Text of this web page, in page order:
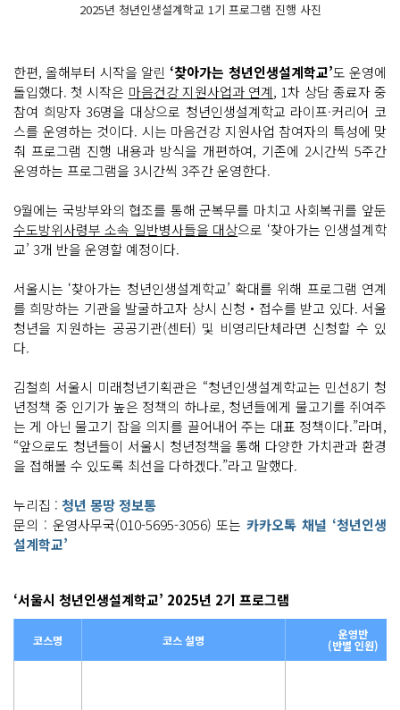
2025년 청년인생설계학교 1기 프로그램 진행 사진
한편, 올해부터 시작을 알린 ‘찾아가는 청년인생설계학교’도 운영에
돌입했다. 첫 시작은 마음건강 지원사업과 연계, 1차 상담 종료자 중
참여 희망자 36명을 대상으로 청년인생설계학교 라이프·커리어 코
스를 운영하는 것이다. 시는 마음건강 지원사업 참여자의 특성에 맞
춰 프로그램 진행 내용과 방식을 개편하여, 기존에 2시간씩 5주간
운영하는 프로그램을 3시간씩 3주간 운영한다.
9월에는 국방부와의 협조를 통해 군복무를 마치고 사회복귀를 앞둔
수도방위사령부 소속 일반병사들을 대상으로 ‘찾아가는 인생설계학
교’ 3개 반을 운영할 예정이다.
서울시는 ‘찾아가는 청년인생설계학교’ 확대를 위해 프로그램 연계
를 희망하는 기관을 발굴하고자 상시 신청‧접수를 받고 있다. 서울
청년을 지원하는 공공기관(센터) 및 비영리단체라면 신청할 수 있
다.
김철희 서울시 미래청년기획관은 “청년인생설계학교는 민선8기 청
년정책 중 인기가 높은 정책의 하나로, 청년들에게 물고기를 쥐여주
는 게 아닌 물고기 잡을 의지를 끌어내어 주는 대표 정책이다.”라며,
“앞으로도 청년들이 서울시 청년정책을 통해 다양한 가치관과 환경
을 접해볼 수 있도록 최선을 다하겠다.”라고 말했다.
누리집 : 청년 몽땅 정보통
문의 : 운영사무국(010-5695-3056) 또는카카오톡 채널 ‘청년인생
설계학교’
‘서울시 청년인생설계학교’ 2025년 2기 프로그램
코스명 코스 설명 운영반
(반별 인원)